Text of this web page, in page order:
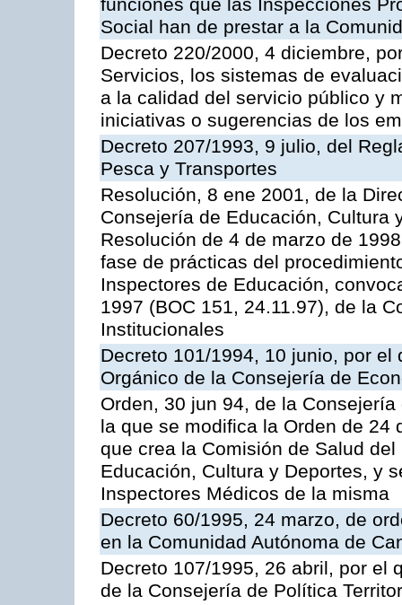
funciones que las Inspecciones
Social han de prestar a la
Decreto 220/2000, 4 diciembre,
Servicios, los sistemas de
a la calidad del servicio público y
iniciativas o sugerencias de los
Decreto 207/1993, 9 julio, del
Pesca y Transportes
Resolución, 8 ene 2001, de la
Consejería de Educación, Cultura
Resolución de 4 de marzo de
fase de prácticas del
Inspectores de Educación,
1997 (BOC 151, 24.11.97), de la
Institucionales
Decreto 101/1994, 10 junio, por
Orgánico de la Consejería de
Orden, 30 jun 94, de la
la que se modifica la Orden de 24
que crea la Comisión de Salud
Educación, Cultura y Deportes, y
Inspectores Médicos de la misma
Decreto 60/1995, 24 marzo, de
en la Comunidad Autónoma de
Decreto 107/1995, 26 abril, por el
de la Consejería de Política